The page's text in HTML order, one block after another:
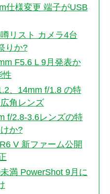
仕様変更 端子がUSB
リスト カメラ4台
りか?
F5.6 L 9月発表か
性
、14mm f/1.8 の特
角レンズ
f/2.8-3.6レンズの特
か?
V 新ファーム公開
満 PowerShot 9月に